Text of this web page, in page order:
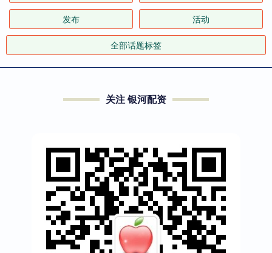
发布 活动
全部话题标签
关注 银河配资